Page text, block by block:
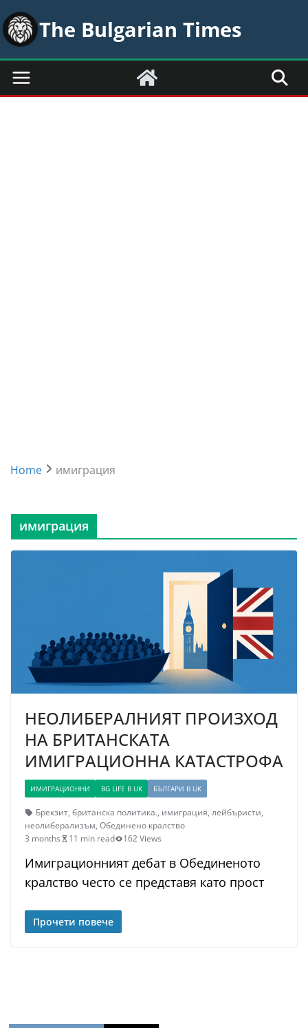
Skip
to
content
The Bulgarian Times
Home имиграция
имиграция
НЕОЛИБЕРАЛНИЯТ ПРОИЗХОД
НА БРИТАНСКАТА
ИМИГРАЦИОННА КАТАСТРОФА
ИМИГРАЦИОННИ BG LIFE В UK БЪЛГАРИ В UK
Брекзит, британска политика., имиграция, лейбъристи,
неолиберализъм, Обединено кралство
3 months
11 min read 162 Views
Имиграционният дебат в Обединеното
кралство често се представя като прост
Прочети повече